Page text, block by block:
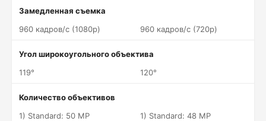
Замедленная съемка
960 кадров/c (1080p)
960 кадров/c (720p)
Угол широкоугольного объектива
119°
120°
Количество объективов
1) Standard: 50 MP
1) Standard: 48 MP